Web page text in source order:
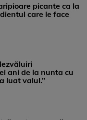
picante ca la
care le face
ani de la nunta cu
luat valul.”